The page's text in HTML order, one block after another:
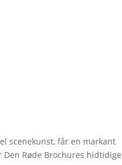
scenekunst, får en markant
Røde Brochures hidtidige